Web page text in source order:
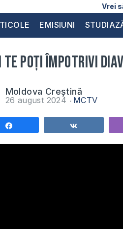
Vrei
EMISIUNI
te poți împotrivi
Moldova Creștină
26 august 2024 MCTV